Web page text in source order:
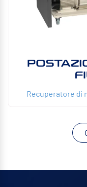
Recuperatore di